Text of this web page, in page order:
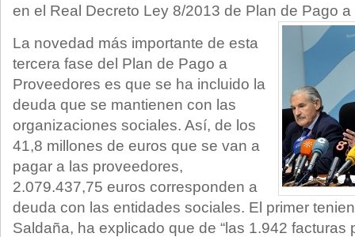
en el Real Decreto Ley 8/2013 de Plan de Pago
La novedad más importante de esta
tercera fase del Plan de Pago a
Proveedores es que se ha incluido la
deuda que se mantienen con las
organizaciones sociales. Así, de los
41,8 millones de euros que se van a
pagar a las proveedores,
2.079.437,75 euros corresponden a
deuda con las entidades sociales. El primer
Saldaña, ha explicado que de “las 1.942 facturas